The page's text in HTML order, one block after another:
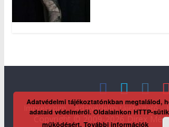
Impresszum Adatvédelmi tájékoztató
Copyright © 2009-2026 Direx
Adatvédelmi tájékoztatónkban megtalálod,
adataid védelméről. Oldalainkon HTTP-
működésért.További információk